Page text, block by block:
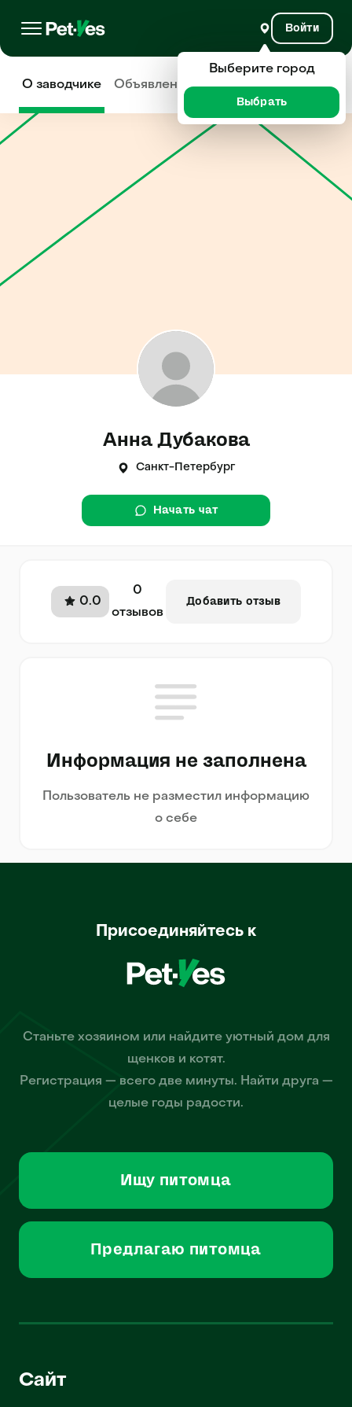
Войти
О заводчике Объявления Отзывы
Анна Дубакова
Санкт-Петербург
Начать чат
0.0
0
отзывов
Добавить отзыв
Информация не заполнена
Пользователь не разместил информацию
о себе
Присоединяйтесь к
Станьте хозяином или найдите уютный дом для
щенков и котят.
Регистрация — всего две минуты. Найти друга —
целые годы радости.
Ищу питомца
Предлагаю питомца
Сайт
Выберите город
Выбрать